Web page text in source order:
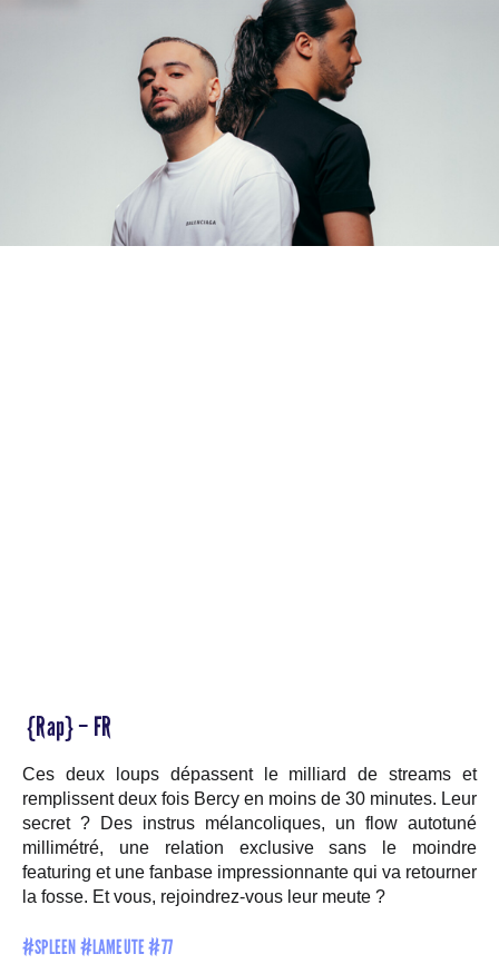
{Rap} – FR
Ces deux loups dépassent le milliard de streams et
remplissent deux fois Bercy en moins de 30 minutes. Leur
secret ? Des instrus mélancoliques, un flow autotuné
millimétré, une relation exclusive sans le moindre
featuring et une fanbase impressionnante qui va retourner
la fosse. Et vous, rejoindrez-vous leur meute ?
#SPLEEN #LAMEUTE #77